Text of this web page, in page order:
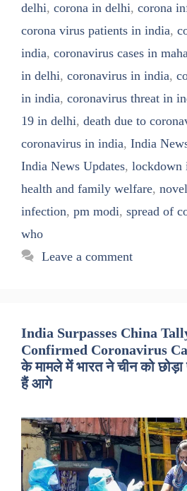
delhi, corona in delhi, corona
corona virus patients in india,
india, coronavirus cases in
in delhi, coronavirus in india,
in india, coronavirus threat in
19 in delhi, death due to
coronavirus in india, India
India News Updates, lockdown
health and family welfare,
infection, pm modi, spread of
who
Leave a comment
India Surpasses China
Confirmed Coronavirus
के मामले में भारत ने चीन को
हैं आगे